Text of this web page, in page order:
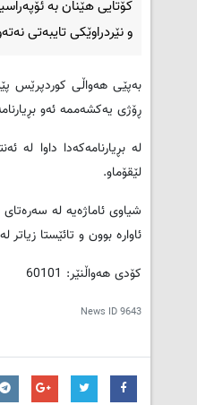
کۆتایی هێنان بە
و نێردراوێکی تایبەتی
بەپێی هەواڵی کوردپرێس
ڕۆژی یەکشەممە ئەو بڕیارنامەیە بە کۆی 122 دەنگی بەڵێ و 10 دەنگی نەخێر
لە بڕیارنامەکەدا داوا لە
لێقۆماو.
ئاوارە بوون و تائێستا زیاتر لە 6700 کەس کوژراون.
کۆدی هەواڵنێر: 60101
News ID9643